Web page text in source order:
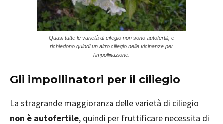
Quasi tutte le varietà di ciliegio non sono autofertili, e
richiedono quindi un altro ciliegio nelle vicinanze per
l'impollinazione.
Gli impollinatori per il ciliegio
La stragrande maggioranza delle varietà di ciliegio
non è autofertile, quindi per fruttificare necessita di